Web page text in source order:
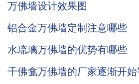
万佛墙设计效果图
铝合金万佛墙定制注意哪些
水琉璃万佛墙的优势有哪些
千佛龛万佛墙的厂家逐渐开